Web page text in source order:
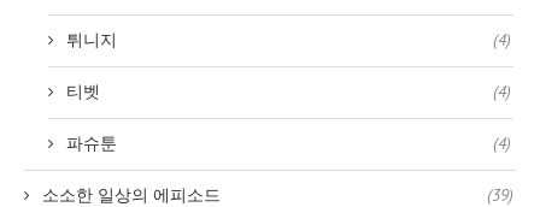
튀니지 (4)
티벳 (4)
파슈툰 (4)
소소한 일상의 에피소드 (39)